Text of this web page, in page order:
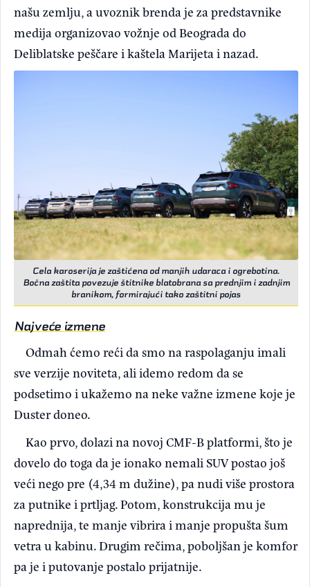
našu zemlju, a uvoznik brenda je za predstavnike
medija organizovao vožnje od Beograda do
Deliblatske peščare i kaštela Marijeta i nazad.
Cela karoserija je zaštićena od manjih udaraca i ogrebotina.
Bočna zaštita povezuje štitnike blatobrana sa prednjim i zadnjim
branikom, formirajući tako zaštitni pojas
Najveće izmene
Odmah ćemo reći da smo na raspolaganju imali
sve verzije noviteta, ali idemo redom da se
podsetimo i ukažemo na neke važne izmene koje je
Duster doneo.
Kao prvo, dolazi na novoj CMF-B platformi, što je
dovelo do toga da je ionako nemali SUV postao još
veći nego pre (4,34 m dužine), pa nudi više prostora
za putnike i prtljag. Potom, konstrukcija mu je
naprednija, te manje vibrira i manje propušta šum
vetra u kabinu. Drugim rečima, poboljšan je komfor
pa je i putovanje postalo prijatnije.